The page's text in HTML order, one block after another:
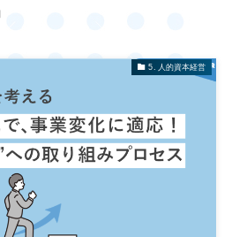
5. 人的資本経営